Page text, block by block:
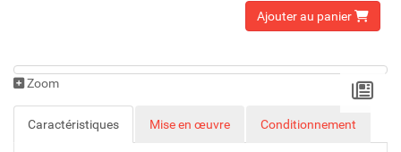
Ajouter au panier
Zoom
Caractéristiques Mise en œuvre Conditionnement